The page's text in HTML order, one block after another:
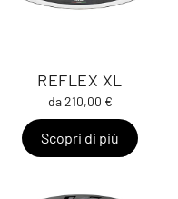
REFLEX XL
da 210,00 €
Scopri di più